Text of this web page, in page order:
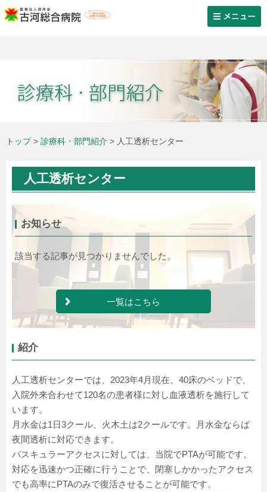
医療法人 徳洲会
医療法人 徳洲会
トップ> 診療科・部門紹介 > 人工透析センター
人工透析センター
お知らせ
該当する記事が見つかりませんでした。
一覧はこちら
紹介
人工透析センターでは、2023年4月現在、40床のベッドで、
入院外来合わせて120名の患者様に対し血液透析を施行して
います。
月水金は1日3クール、火木土は2クールです。月水金ならば
夜間透析に対応できます。
バスキュラーアクセスに対しては、当院でPTAが可能です。
対応を迅速かつ正確に行うことで、閉塞しかかったアクセス
でも高率にPTAのみで復活させることが可能です。